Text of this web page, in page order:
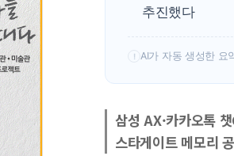
추진했다
! AI가 자동 생성한 요
삼성 AX·카카오톡
스타게이트 메모리